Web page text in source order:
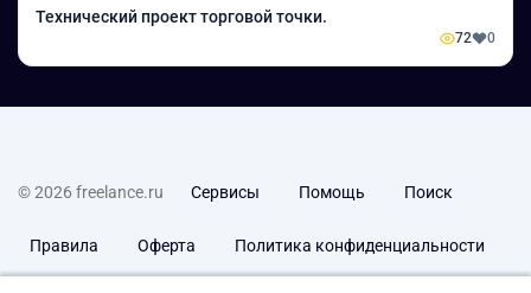
Технический проект торговой точки.
72 0
© 2026 freelance.ru Сервисы Помощь Поиск
Правила Оферта Политика конфиденциальности